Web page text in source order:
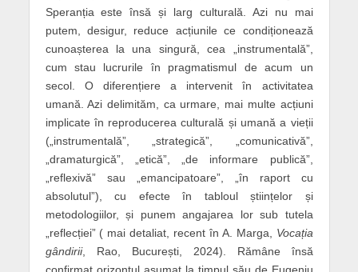
Speranția este însă și larg culturală. Azi nu mai
putem, desigur, reduce acțiunile ce condiționează
cunoașterea la una singură, cea „instrumentală”,
cum stau lucrurile în pragmatismul de acum un
secol. O diferențiere a intervenit în activitatea
umană. Azi delimităm, ca urmare, mai multe acțiuni
implicate în reproducerea culturală și umană a vieții
(„instrumentală”, „strategică”, „comunicativă”,
„dramaturgică”, „etică”, „de informare publică”,
„reflexivă” sau „emancipatoare”, „în raport cu
absolutul”), cu efecte în tabloul științelor și
metodologiilor, și punem angajarea lor sub tutela
„reflecției” ( mai detaliat, recent în A. Marga, Vocația
gândirii, Rao, București, 2024). Rămâne însă